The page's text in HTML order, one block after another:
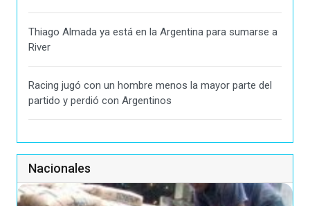
Thiago Almada ya está en la Argentina para sumarse a
River
Racing jugó con un hombre menos la mayor parte del
partido y perdió con Argentinos
Nacionales